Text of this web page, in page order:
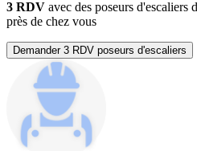
3 RDV avec des poseurs d'escaliers
près de chez vous
Demander 3 RDV poseurs d'escaliers